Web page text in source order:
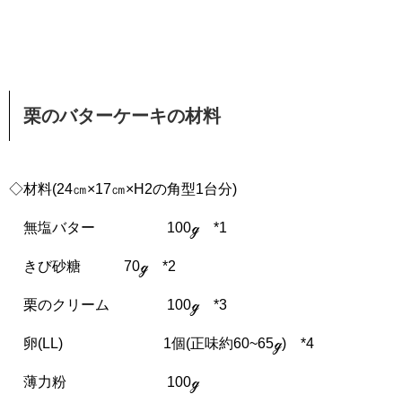
栗のバターケーキの材料
◇材料(24㎝×17㎝×H2の角型1台分)
無塩バター 100ℊ *1
きび砂糖 70ℊ *2
栗のクリーム 100ℊ *3
卵(LL) 1個(正味約60~65ℊ) *4
薄力粉 100ℊ